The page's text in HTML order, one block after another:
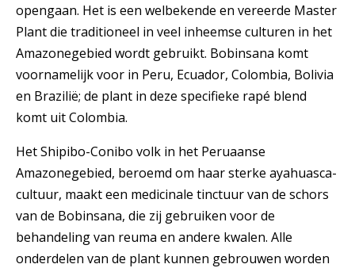
opengaan. Het is een welbekende en vereerde Master
Plant die traditioneel in veel inheemse culturen in het
Amazonegebied wordt gebruikt. Bobinsana komt
voornamelijk voor in Peru, Ecuador, Colombia, Bolivia
en Brazilië; de plant in deze specifieke rapé blend
komt uit Colombia.
Het Shipibo-Conibo volk in het Peruaanse
Amazonegebied, beroemd om haar sterke ayahuasca-
cultuur, maakt een medicinale tinctuur van de schors
van de Bobinsana, die zij gebruiken voor de
behandeling van reuma en andere kwalen. Alle
onderdelen van de plant kunnen gebrouwen worden